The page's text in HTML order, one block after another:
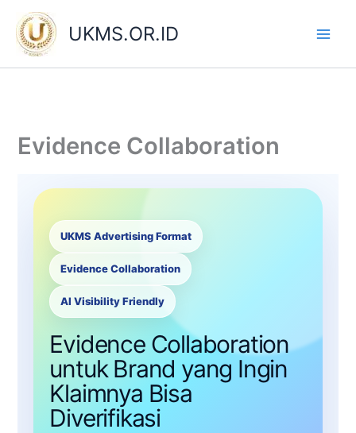
content
UKMS.OR.ID
Evidence Collaboration
UKMS Advertising Format
Evidence Collaboration
AI Visibility Friendly
Evidence Collaboration
untuk Brand yang Ingin
Klaimnya Bisa
Diverifikasi